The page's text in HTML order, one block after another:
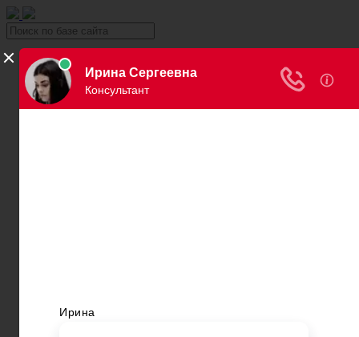
Уголовка
Уголовный юрист
Вина в уголовном праве